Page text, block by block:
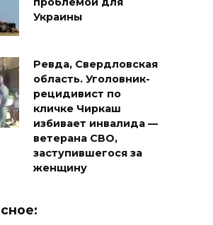
Украины
Ревда, Свердловская
область. Уголовник-
рецидивист по
кличке Чиркаш
избивает инвалида —
ветерана СВО,
заступившегося за
женщину